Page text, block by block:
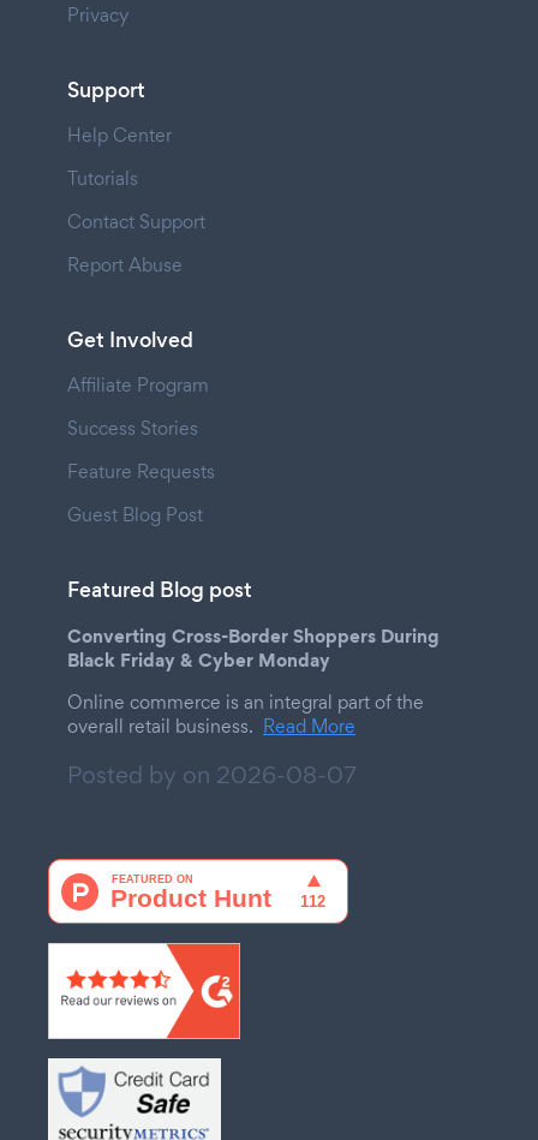
Privacy
Support
Help Center
Tutorials
Contact Support
Report Abuse
Get Involved
Affiliate Program
Success Stories
Feature Requests
Guest Blog Post
Featured Blog post
Converting Cross-Border Shoppers During
Black Friday & Cyber Monday
Online commerce is an integral part of the
overall retail business. Read More
Posted by on 2026-08-07